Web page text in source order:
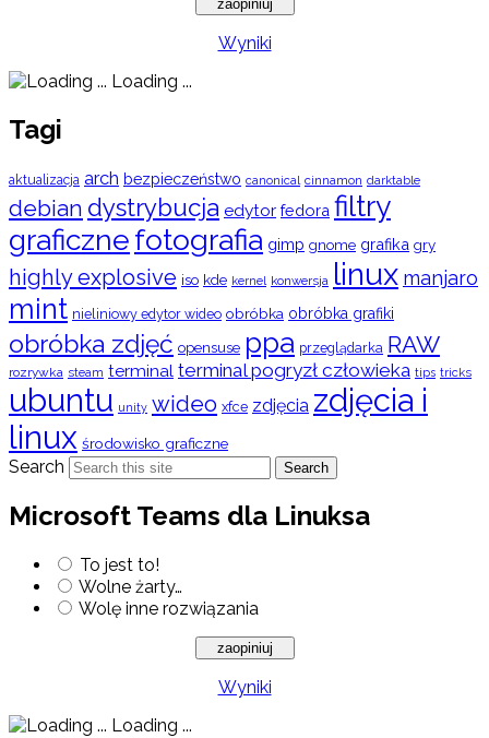
Wyniki
Loading ...
Tagi
aktualizacja arch bezpieczeństwo canonical cinnamon darktable
debian dystrybucja edytor fedora filtry
graficznefotografia gimp gnome grafika gry
highly explosive iso kde kernel konwersja linux manjaro
mint nieliniowy edytor wideo obróbka obróbka grafiki
obróbka zdjęć opensuse ppa przeglądarka RAW
rozrywka steam terminal terminal pogryzł człowieka tips tricks
ubuntu unity wideo xfce zdjęcia zdjęcia i
linux środowisko graficzne
Search Search
Microsoft Teams dla Linuksa
To jest to!
Wolne żarty…
Wolę inne rozwiązania
Wyniki
Loading ...